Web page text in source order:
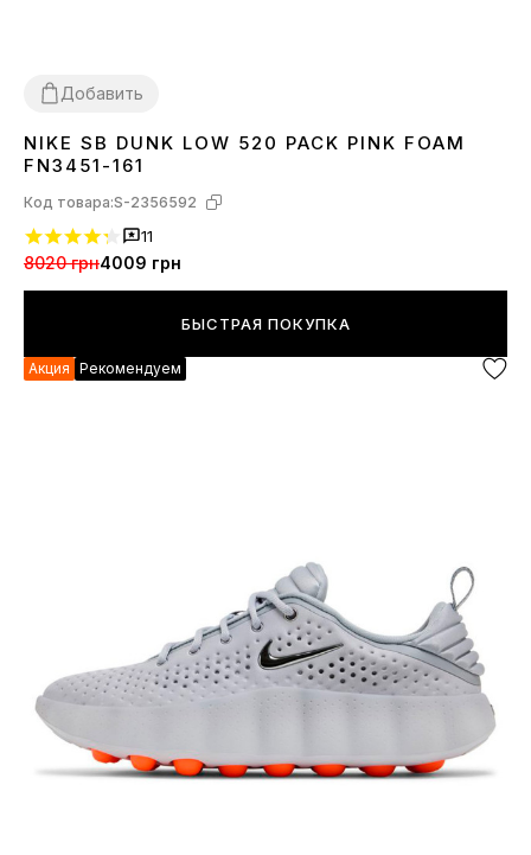
Добавить
3637 383940
NIKE SB DUNK LOW 520 PACK PINK FOAM
FN3451-161
Код товара:S-2356592
11
8020 грн4009 грн
БЫСТРАЯ ПОКУПКА
Акция Рекомендуем